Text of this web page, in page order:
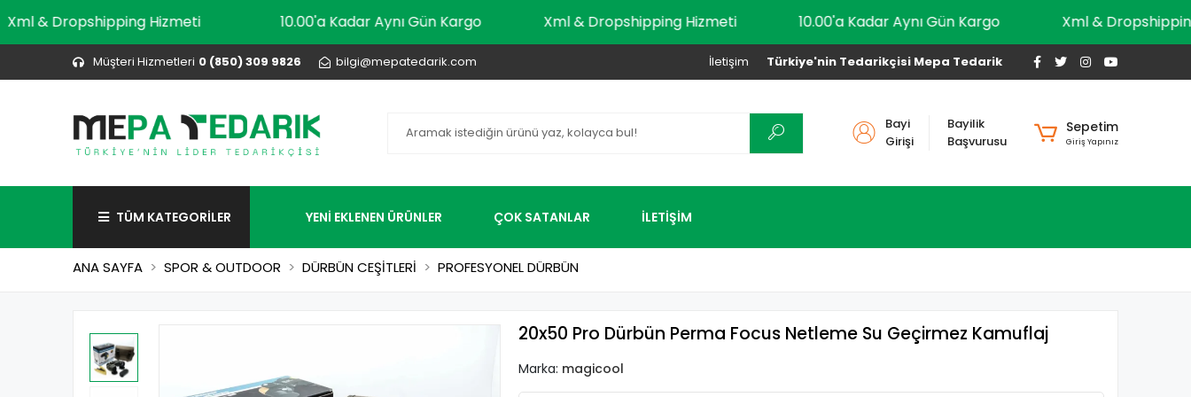
Xml & Dropshipping Hizmeti 10.00'a Kadar Aynı Gün Kargo Xml & Dropshipping Hizmeti 10.00'a Kadar Aynı Gün Kargo Xml &
Müşteri Hizmetleri 0 (850) 309 9826 bilgi@mepatedarik.com Türkiye'nin Tedarikçisi Mepa Tedarik
İletişim
Bayi
Girişi
Bayilik
Başvurusu
Sepetim
Giriş Yapınız
TÜM KATEGORİLER YENİ EKLENEN ÜRÜNLER ÇOK SATANLAR İLETİŞİM
ANA SAYFA SPOR & OUTDOOR DÜRBÜN CEŞİTLERİ PROFESYONEL DÜRBÜN
20x50 Pro Dürbün Perma Focus Netleme Su Geçirmez Kamuflaj
Marka: magicool